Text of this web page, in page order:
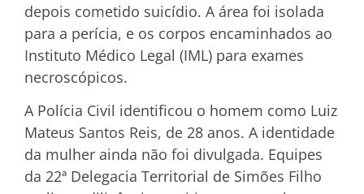
depois cometido suicídio. A área foi isolada
para a perícia, e os corpos encaminhados ao
Instituto Médico Legal (IML) para exames
necroscópicos.
A Polícia Civil identificou o homem como Luiz
Mateus Santos Reis, de 28 anos. A identidade
da mulher ainda não foi divulgada. Equipes
da 22ª Delegacia Territorial de Simões Filho